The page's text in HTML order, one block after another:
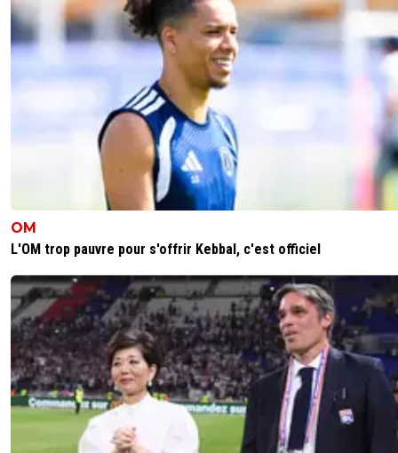
Il a 46 ans et il touche 400K par mois.. le club va
une faute grave pour l'histoire de linstecteur et il
sans indemnité
Répondre
saammm 10 mai 2026 à 19:18
46 ans ?
Répondre
on-l-a-jouer-chez-toi
lomu 10 mai 2026 à 14:12 +145
Ciao Légende !
0 + Répondre
OM
L'OM trop pauvre pour s'offrir Kebbal, c'est officiel